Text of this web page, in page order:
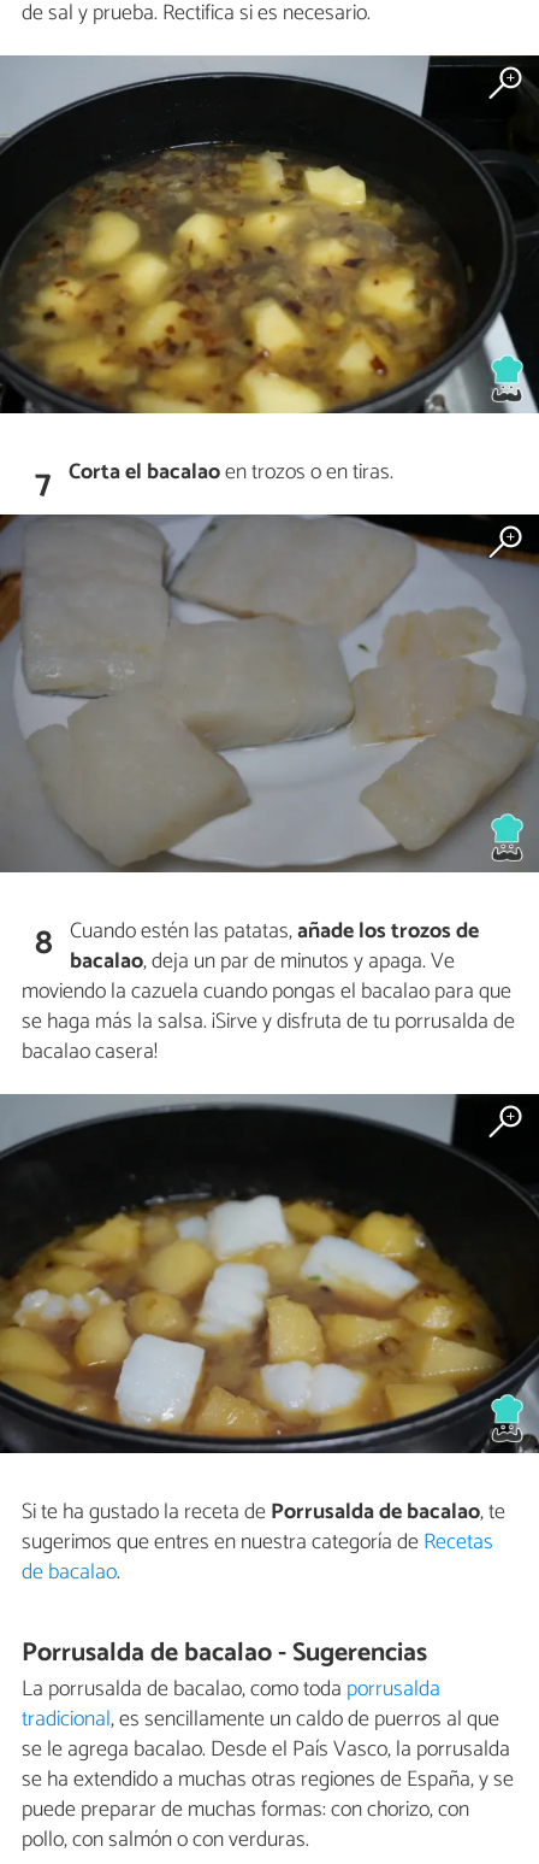
de sal y prueba. Rectifica si es necesario.
7 Corta el bacalaoen trozos o en tiras.
8 Cuando estén las patatas,añade los trozos de
bacalao, deja un par de minutos y apaga. Ve
moviendo la cazuela cuando pongas el bacalao para que
se haga más la salsa. ¡Sirve y disfruta de tu porrusalda de
bacalao casera!
Si te ha gustado la receta dePorrusalda de bacalao, te
sugerimos que entres en nuestra categoría deRecetas
de bacalao.
Porrusalda de bacalao - Sugerencias
La porrusalda de bacalao, como toda porrusalda
tradicional, es sencillamente un caldo de puerros al que
se le agrega bacalao. Desde el País Vasco, la porrusalda
se ha extendido a muchas otras regiones de España, y se
puede preparar de muchas formas: con chorizo, con
pollo, con salmón o con verduras.